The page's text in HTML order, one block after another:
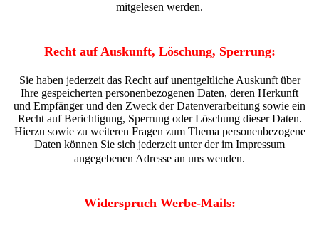
mitgelesen werden.
Recht auf Auskunft, Löschung, Sperrung:
Sie haben jederzeit das Recht auf unentgeltliche Auskunft über
Ihre gespeicherten personenbezogenen Daten, deren Herkunft
und Empfänger und den Zweck der Datenverarbeitung sowie ein
Recht auf Berichtigung, Sperrung oder Löschung dieser Daten.
Hierzu sowie zu weiteren Fragen zum Thema personenbezogene
Daten können Sie sich jederzeit unter der im Impressum
angegebenen Adresse an uns wenden.
Widerspruch Werbe-Mails: